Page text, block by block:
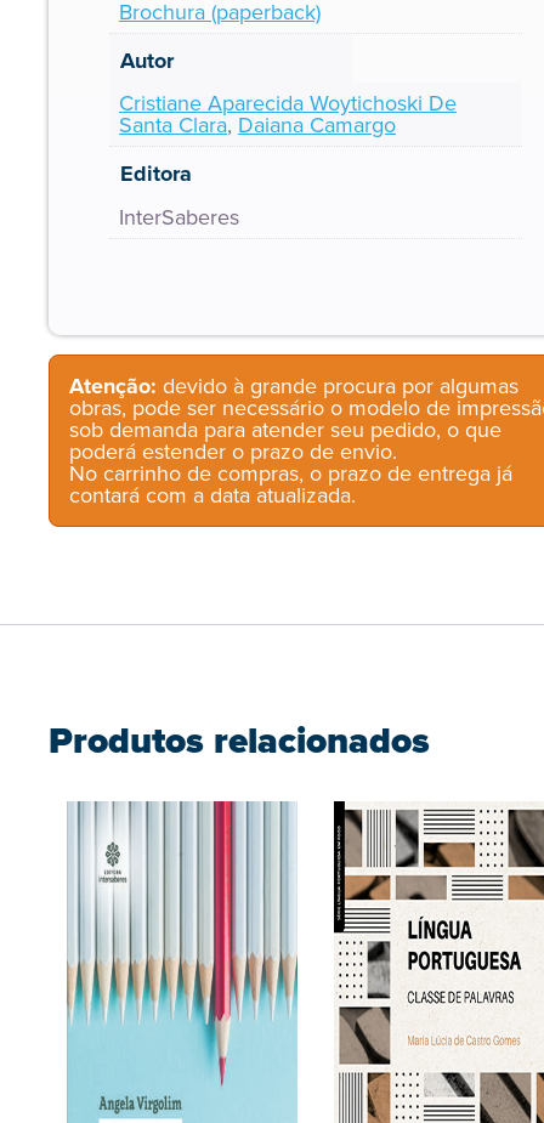
Brochura (paperback)
Autor
Cristiane Aparecida Woytichoski De
Santa Clara, Daiana Camargo
Editora
InterSaberes
Atenção: devido à grande procura por algumas
obras, pode ser necessário o modelo de
sob demanda para atender seu pedido, o que
poderá estender o prazo de envio.
No carrinho de compras, o prazo de entrega já
contará com a data atualizada.
Produtos relacionados